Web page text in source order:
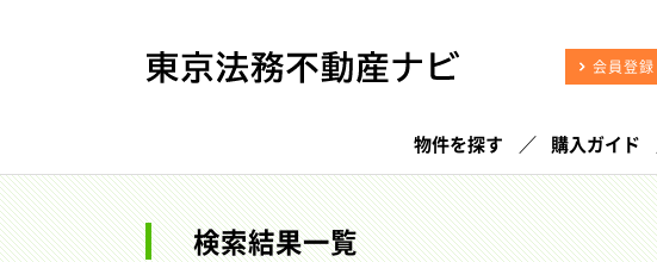
会員登録
物件を探す 購入ガイド
検索結果一覧